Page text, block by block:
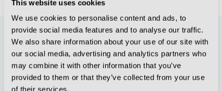
This website uses cookies
We use cookies to personalise content and ads, to
provide social media features and to analyse our traffic.
We also share information about your use of our site with
our social media, advertising and analytics partners who
may combine it with other information that you’ve
provided to them or that they’ve collected from your use
of their services.